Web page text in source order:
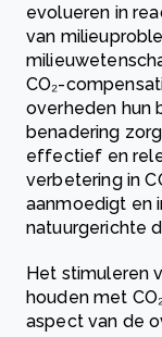
evolueren in
van
CO₂-
overheden hun
benadering
effectief en
verbetering in
aanmoedigt en
natuurgerichte
Het stimuleren
houden met
aspect van de